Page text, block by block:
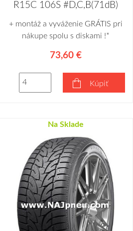
R15C 106S #D,C,B(71dB)
+ montáž a vyváženie GRÁTIS pri
nákupe spolu s diskami !*
73,60 €
Kúpiť
Na Sklade